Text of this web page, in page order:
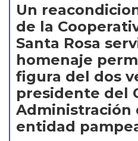
Un
de la
Santa Rosa
homenaje
figura del dos
presidente del
Administración
entidad